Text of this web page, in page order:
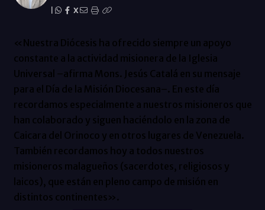
X
«Nuestra Diócesis ha ofrecido siempre un apoyo
constante a la actividad misionera de la Iglesia
Universal –afirma Mons. Jesús Catalá en su mensaje
para el Día de la Misión Diocesana–. En este día
recordamos especialmente a nuestros misioneros que
han colaborado y siguen haciéndolo en la zona de
Caicara del Orinoco y en otros lugares de Venezuela.
También recordamos hoy a todos nuestros
misioneros malagueños (sacerdotes, religiosos y
laicos), que están en pleno campo de misión en
distintos continentes».